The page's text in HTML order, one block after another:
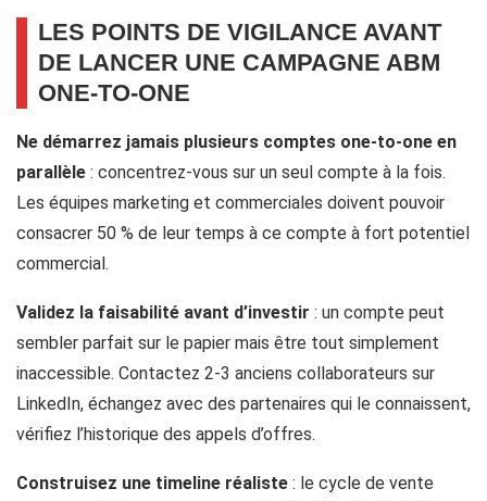
LES POINTS DE VIGILANCE AVANT
DE LANCER UNE CAMPAGNE ABM
ONE-TO-ONE
Ne démarrez jamais plusieurs comptes one-to-one en
parallèle : concentrez-vous sur un seul compte à la fois.
Les équipes marketing et commerciales doivent pouvoir
consacrer 50 % de leur temps à ce compte à fort potentiel
commercial.
Validez la faisabilité avant d’investir : un compte peut
sembler parfait sur le papier mais être tout simplement
inaccessible. Contactez 2-3 anciens collaborateurs sur
LinkedIn, échangez avec des partenaires qui le connaissent,
vérifiez l’historique des appels d’offres.
Construisez une timeline réaliste : le cycle de vente